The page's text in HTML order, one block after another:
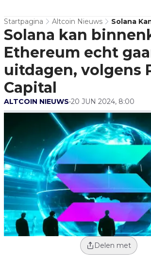
Startpagina Altcoin Nieuws
Solana
Ethereum
Uitdagen,
Capital
Solana kan
Ethereum echt
uitdagen, volgens
Capital
ALTCOIN NIEUWS•20 JUN 2024, 8:00
Delen met